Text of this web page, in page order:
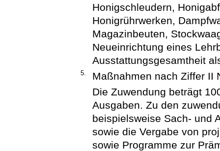
Honigschleudern,
Honigrührwerken,
Magazinbeuten,
Neueinrichtung eines
Ausstattungsgesamtheit
5.
Maßnahmen nach Ziffer II
Die Zuwendung beträgt
Ausgaben. Zu den
beispielsweise Sach- und
sowie die Vergabe von
sowie Programme zur